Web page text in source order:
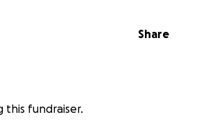
Share
this fundraiser.